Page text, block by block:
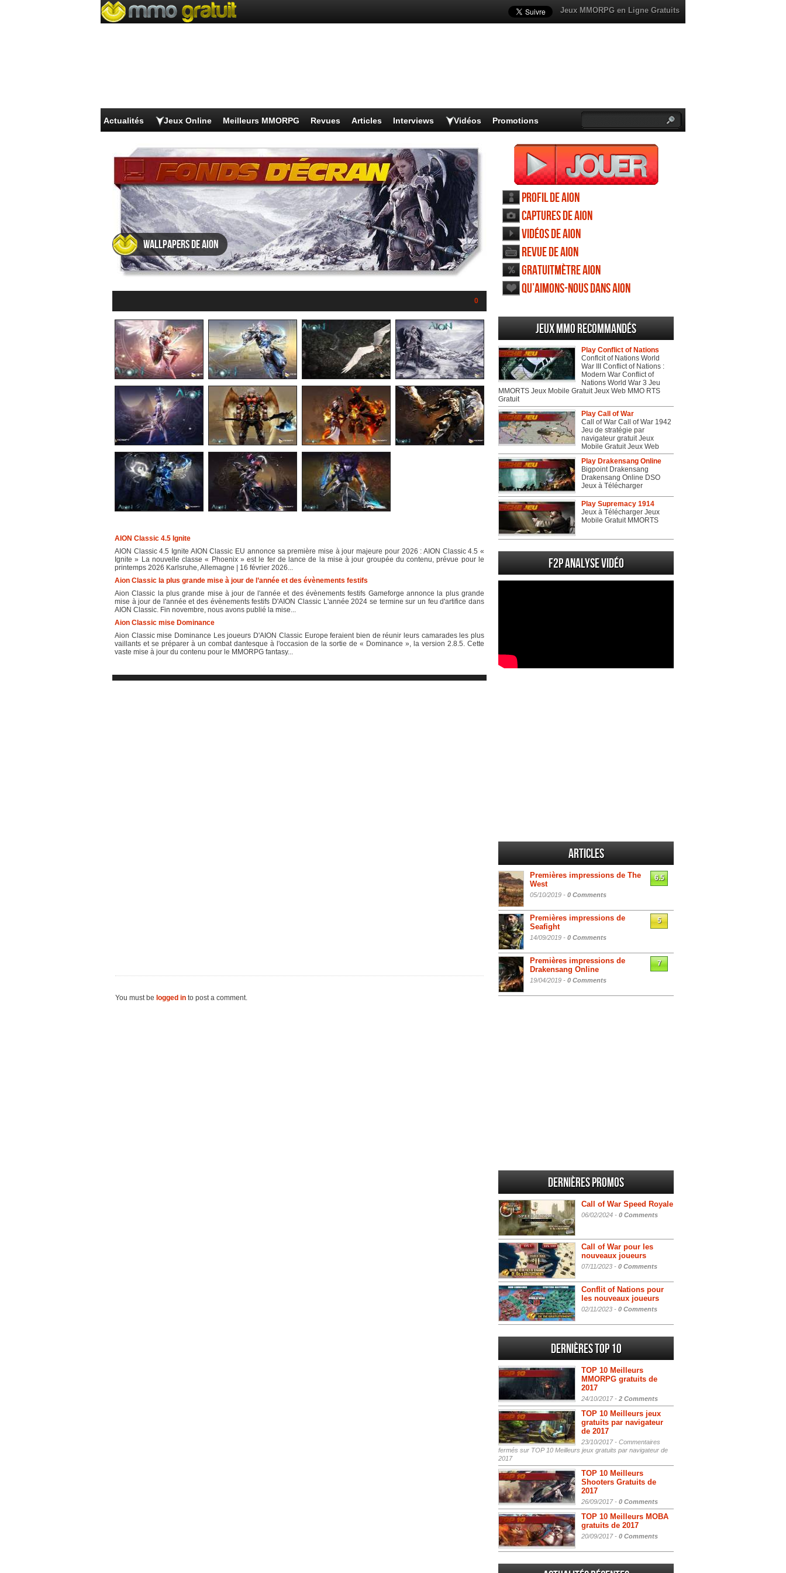
Jeux MMORPG en Ligne Gratuits
Actualités Jeux Online Meilleurs MMORPG Revues Articles Interviews Vidéos Promotions
Wallpapers de Aion
0
AION Classic 4.5 Ignite
AION Classic 4.5 Ignite AION Classic EU annonce sa première mise à jour majeure pour 2026 : AION Classic 4.5 «
Ignite » La nouvelle classe « Phoenix » est le fer de lance de la mise à jour groupée du contenu, prévue pour le
printemps 2026 Karlsruhe, Allemagne | 16 février 2026...
Aion Classic la plus grande mise à jour de l’année et des évènements festifs
Aion Classic la plus grande mise à jour de l'année et des évènements festifs Gameforge annonce la plus grande
mise à jour de l'année et des évènements festifs D'AION Classic L'année 2024 se termine sur un feu d'artifice dans
AION Classic. Fin novembre, nous avons publié la mise...
Aion Classic mise Dominance
Aion Classic mise Dominance Les joueurs D'AION Classic Europe feraient bien de réunir leurs camarades les plus
vaillants et se préparer à un combat dantesque à l'occasion de la sortie de « Dominance », la version 2.8.5. Cette
vaste mise à jour du contenu pour le MMORPG fantasy...
You must be logged in to post a comment.
Profil de Aion
Captures de Aion
Vidéos de Aion
Revue de Aion
Gratuitmètre Aion
Qu’aimons-nous dans Aion
Jeux MMO recommandés
Play Conflict of Nations
Conflcit of Nations World
War III Conflict of Nations :
Modern War Conflict of
Nations World War 3 Jeu
MMORTS Jeux Mobile Gratuit Jeux Web MMO RTS
Gratuit
Play Call of War
Call of War Call of War 1942
Jeu de stratégie par
navigateur gratuit Jeux
Mobile Gratuit Jeux Web
Play Drakensang Online
Bigpoint Drakensang
Drakensang Online DSO
Jeux à Télécharger
Play Supremacy 1914
Jeux à Télécharger Jeux
Mobile Gratuit MMORTS
F2P Analyse vidéo
Articles
Premières impressions de The
West
05/10/2019 - 0 Comments
6.5
Premières impressions de
Seafight
14/09/2019 - 0 Comments
5
Premières impressions de
Drakensang Online
19/04/2019 - 0 Comments
7
Dernières promos
Call of War Speed Royale
06/02/2024 - 0 Comments
Call of War pour les
nouveaux joueurs
07/11/2023 - 0 Comments
Conflit of Nations pour
les nouveaux joueurs
02/11/2023 - 0 Comments
Dernières Top 10
TOP 10 Meilleurs
MMORPG gratuits de
2017
24/10/2017 - 2 Comments
TOP 10 Meilleurs jeux
gratuits par navigateur
de 2017
23/10/2017 - Commentaires
fermés sur TOP 10 Meilleurs jeux gratuits par navigateur de
2017
TOP 10 Meilleurs
Shooters Gratuits de
2017
26/09/2017 - 0 Comments
TOP 10 Meilleurs MOBA
gratuits de 2017
20/09/2017 - 0 Comments